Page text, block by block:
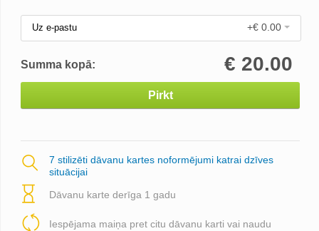
Uz e-pastu +€ 0.00
Summa kopā: € 20.00
Pirkt
7 stilizēti dāvanu kartes noformējumi katrai dzīves
situācijai
Dāvanu karte derīga 1 gadu
Iespējama maiņa pret citu dāvanu karti vai naudu